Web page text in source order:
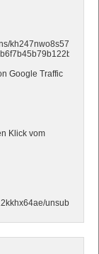
kh247nwo8s570/track-
Google Traffic
Klick vom